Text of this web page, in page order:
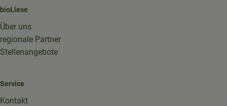
bioLiese
Über uns
regionale Partner
Stellenangebote
Service
Kontakt